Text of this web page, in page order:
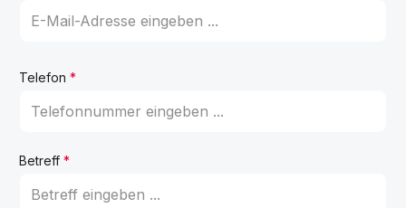
Telefon *
Betreff *